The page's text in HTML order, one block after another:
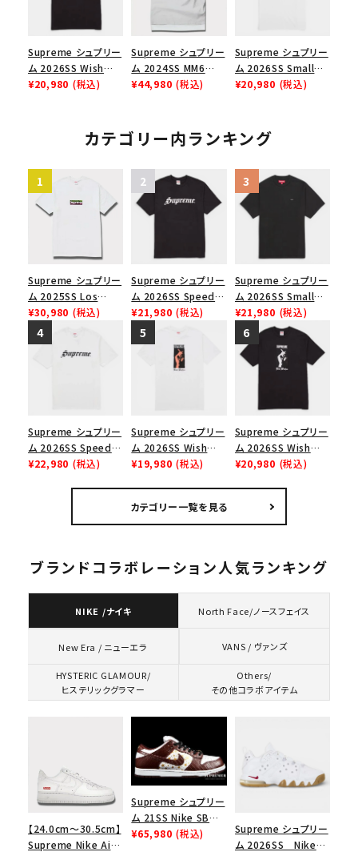
Supreme シュプリー
ム 2026SS Wish
Tee ウィッシュTシ
¥20,980 (税込)
Supreme シュプリー
ム 2024SS MM6
Maison Margiela
クスロゴTシャツ ホ
ワイト 白
¥44,980 (税込)
Supreme シュプリー
ム 2026SS Small
Box Tee スモールボ
¥20,980 (税込)
カテゴリー内ランキング
Supreme シュプリー
ム 2025SS Los
Angeles Fire Relief
Box Logo Tee ファ
イヤーリリーフボック
スロゴTシャツ ホワ
¥30,980 (税込)
Supreme シュプリー
ム 2026SS Speed
Tee スピードTシャツ
ブラック
¥21,980 (税込)
Supreme シュプリー
ム 2026SS Small
Box Tee スモールボ
ックスTシャツ ブラッ
ク
¥21,980 (税込)
Supreme シュプリー
ム 2026SS Speed
Tee スピードTシャツ
¥22,980 (税込)
Supreme シュプリー
ム 2026SS Wish
Tee ウィッシュTシ
¥19,980 (税込)
Supreme シュプリー
ム 2026SS Wish
Tee ウィッシュTシ
¥20,980 (税込)
カテゴリー一覧を見る
ブランドコラボレーション人気ランキング
NIKE /ナイキ North Face/ノースフェイス
New Era / ニューエラ VANS / ヴァンズ
HYSTERIC GLAMOUR/
ヒステリックグラマー
Others/
その他コラボアイテム
【24.0cm～30.5cm】
Supreme Nike Air
Supreme シュプリー
ム 21SS Nike SB
Dunk Low ナイキSB
¥65,980 (税込)
Supreme シュプリー
ム 2026SS Nike